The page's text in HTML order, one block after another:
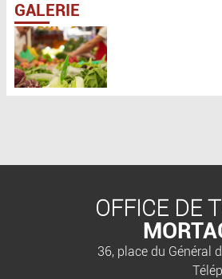
GALERIE
OFFICE DE
36, place du Général